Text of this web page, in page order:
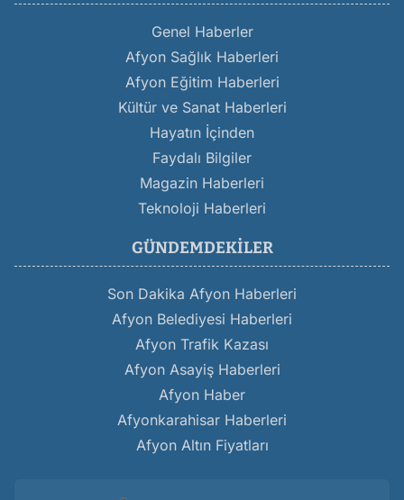
Genel Haberler
Afyon Sağlık Haberleri
Afyon Eğitim Haberleri
Kültür ve Sanat Haberleri
Hayatın İçinden
Faydalı Bilgiler
Magazin Haberleri
Teknoloji Haberleri
GÜNDEMDEKILER
Son Dakika Afyon Haberleri
Afyon Belediyesi Haberleri
Afyon Trafik Kazası
Afyon Asayiş Haberleri
Afyon Haber
Afyonkarahisar Haberleri
Afyon Altın Fiyatları